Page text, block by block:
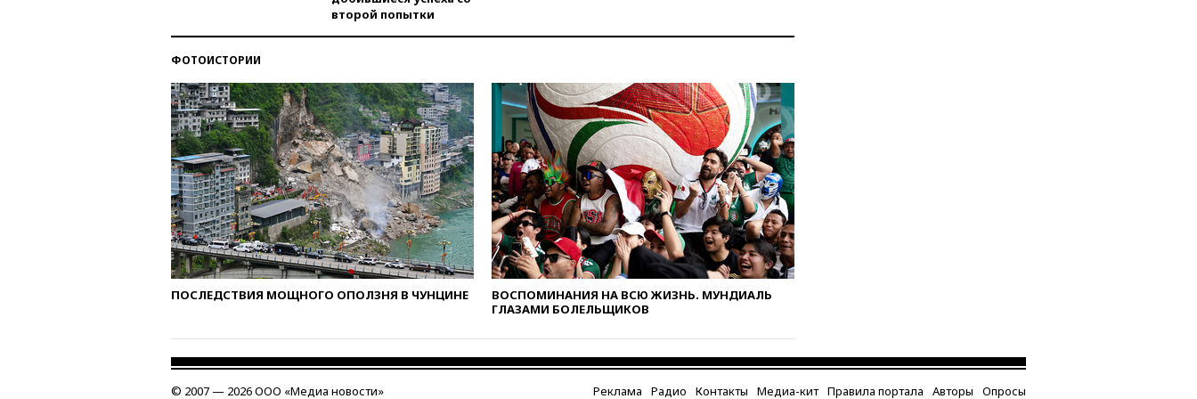
погиб при атаке FPV-дрона в
вчера, 20:30Лидию Невзорову
заочно арестовали по делу о
финансировании
экстремизма
вчера, 20:20 Суд США
постановил остановить
строительство бального зала в
Белом доме
вчера, 20:15Сенат США
одобрил ужесточение
санкций против России и
Ирана
вчера, 20:00
Гордеевой о фейках о ВС
России
второй попытки
ФОТОИСТОРИИ
ПОСЛЕДСТВИЯ МОЩНОГО ОПОЛЗНЯ В ЧУНЦИНЕ
ВОСПОМИНАНИЯ НА ВСЮ ЖИЗНЬ. МУНДИАЛЬ
ГЛАЗАМИ БОЛЕЛЬЩИКОВ
© 2007 — 2026 ООО «Медиа новости» Реклама Радио Контакты Медиа-кит Правила портала Авторы Опросы